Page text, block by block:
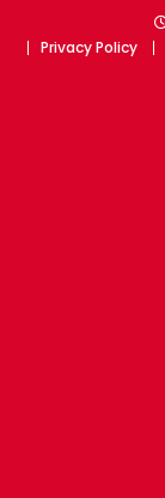
Privacy Policy